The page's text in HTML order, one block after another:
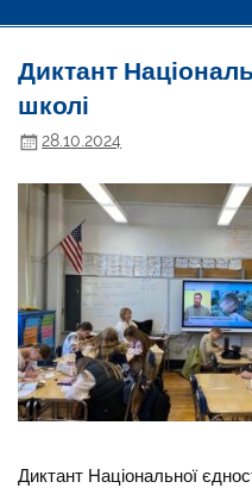
Диктант
школі
28.10.2024
Диктант Національної